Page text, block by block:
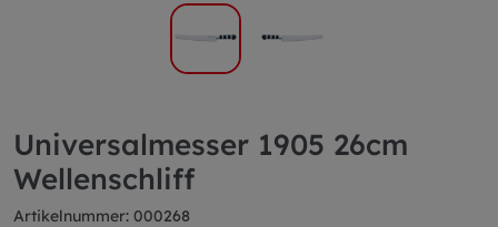
Universalmesser 1905 26cm
Wellenschliff
Artikelnummer: 000268